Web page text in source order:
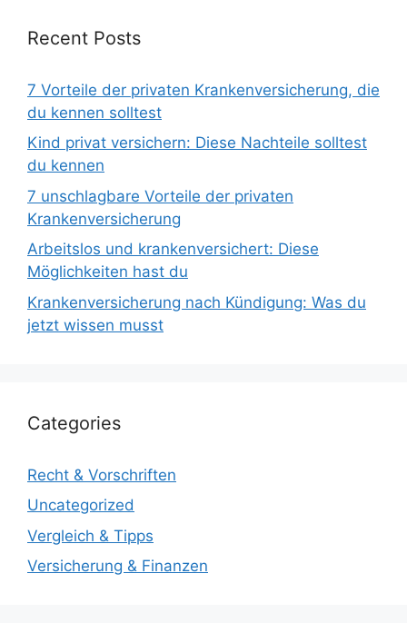
Recent Posts
7 Vorteile der privaten Krankenversicherung, die
du kennen solltest
Kind privat versichern: Diese Nachteile solltest
du kennen
7 unschlagbare Vorteile der privaten
Krankenversicherung
Arbeitslos und krankenversichert: Diese
Möglichkeiten hast du
Krankenversicherung nach Kündigung: Was du
jetzt wissen musst
Categories
Recht & Vorschriften
Uncategorized
Vergleich & Tipps
Versicherung & Finanzen